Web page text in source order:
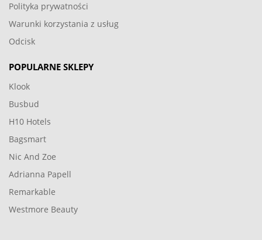
Polityka prywatności
Warunki korzystania z usług
Odcisk
POPULARNE SKLEPY
Klook
Busbud
H10 Hotels
Bagsmart
Nic And Zoe
Adrianna Papell
Remarkable
Westmore Beauty